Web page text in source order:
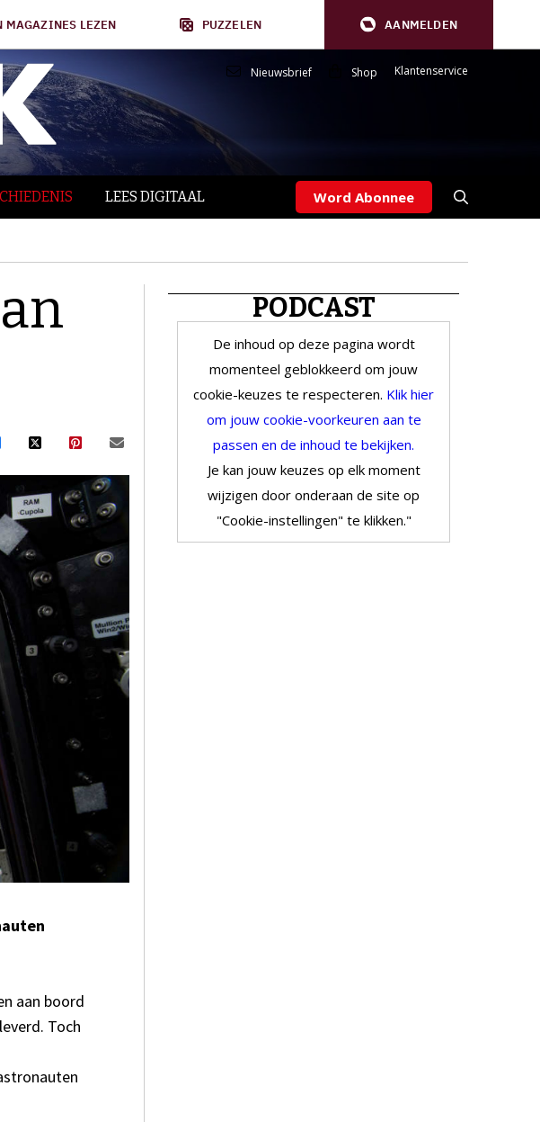
MAGAZINES LEZEN PUZZELEN AANMELDEN
Nieuwsbrief Shop Klantenservice
LEES DIGITAAL Word Abonnee
aan boord
Toch
PODCAST
De inhoud op deze pagina wordt
momenteel geblokkeerd om jouw
cookie-keuzes te respecteren. Klik hier
om jouw cookie-voorkeuren aan te
passen en de inhoud te bekijken.
Je kan jouw keuzes op elk moment
wijzigen door onderaan de site op
"Cookie-instellingen" te klikken."